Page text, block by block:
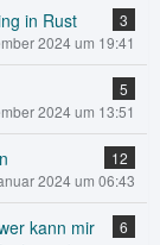
in Rust
3
2024 um 19:41
5
2024 um 13:51
12
2024 um 06:43
kann mir
6